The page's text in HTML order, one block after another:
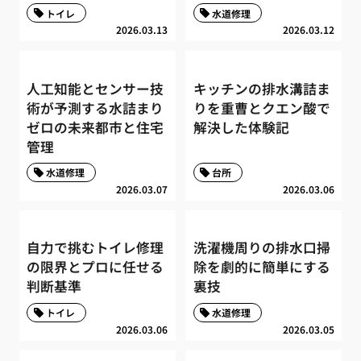
2026.03.13
トイレ
2026.03.12
水道修理
人工知能とセンサー技
術が予測する水詰まり
ゼロの未来都市と住宅
管理
2026.03.07
水道修理
キッチンの排水溝詰ま
りを重曹とクエン酸で
解決した体験記
2026.03.06
台所
自力で挑むトイレ修理
の限界とプロに任せる
判断基準
2026.03.06
トイレ
洗濯機周りの排水口掃
除を劇的に簡単にする
裏技
2026.03.05
水道修理